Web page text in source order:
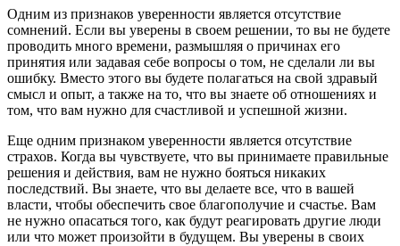
Одним из признаков уверенности является отсутствие
сомнений. Если вы уверены в своем решении, то вы не будете
проводить много времени, размышляя о причинах его
принятия или задавая себе вопросы о том, не сделали ли вы
ошибку. Вместо этого вы будете полагаться на свой здравый
смысл и опыт, а также на то, что вы знаете об отношениях и
том, что вам нужно для счастливой и успешной жизни.
Еще одним признаком уверенности является отсутствие
страхов. Когда вы чувствуете, что вы принимаете правильные
решения и действия, вам не нужно бояться никаких
последствий. Вы знаете, что вы делаете все, что в вашей
власти, чтобы обеспечить свое благополучие и счастье. Вам
не нужно опасаться того, как будут реагировать другие люди
или что может произойти в будущем. Вы уверены в своих